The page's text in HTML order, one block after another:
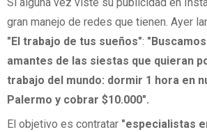
gran manejo de redes que tienen. Ayer
"El trabajo de tus sueños":
amantes de las siestas que quieran
trabajo del mundo: dormir 1 hora en
Palermo y cobrar $10.000".
El objetivo es contratar "especialistas